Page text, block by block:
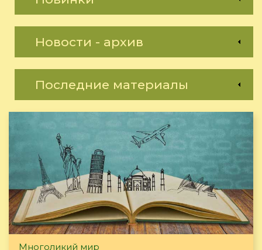
Новости - архив
Последние материалы
Многоликий мир